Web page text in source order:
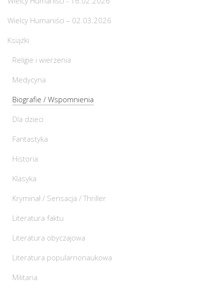
Wielcy Humaniści – 02.03.2026
Książki
Religie i wierzenia
Medycyna
Biografie / Wspomnienia
Dla dzieci
Fantastyka
Historia
Klasyka
Kryminał / Sensacja / Thriller
Literatura faktu
Literatura obyczajowa
Literatura popularnonaukowa
Militaria